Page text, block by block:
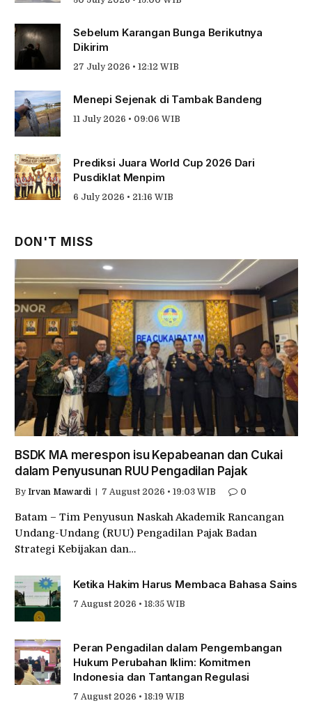
Sebelum Karangan Bunga Berikutnya
Dikirim
27 July 2026 • 12:12 WIB
Menepi Sejenak di Tambak Bandeng
11 July 2026 • 09:06 WIB
Prediksi Juara World Cup 2026 Dari
Pusdiklat Menpim
6 July 2026 • 21:16 WIB
DON'T MISS
BSDK MA merespon isu Kepabeanan dan Cukai
dalam Penyusunan RUU Pengadilan Pajak
By Irvan Mawardi 7 August 2026 • 19:03 WIB 0
Batam – Tim Penyusun Naskah Akademik Rancangan
Undang-Undang (RUU) Pengadilan Pajak Badan
Strategi Kebijakan dan…
Ketika Hakim Harus Membaca Bahasa Sains
7 August 2026 • 18:35 WIB
Peran Pengadilan dalam Pengembangan
Hukum Perubahan Iklim: Komitmen
Indonesia dan Tantangan Regulasi
7 August 2026 • 18:19 WIB